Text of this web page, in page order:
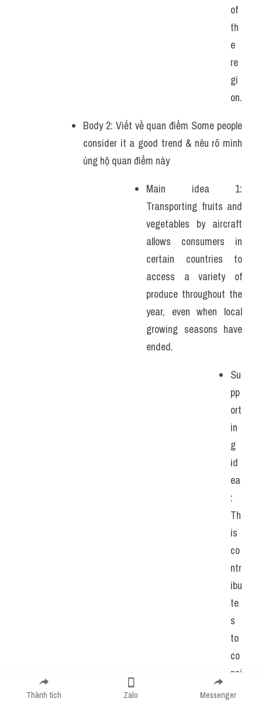
of
th
e
re
gi
on.
Body 2: Viết về quan điểm Some people
consider it a good trend & nêu rõ mình
ủng hộ quan điểm này
Main idea 1:
Transporting fruits and
vegetables by aircraft
allows consumers in
certain countries to
access a variety of
produce throughout the
year, even when local
growing seasons have
ended.
Su
pp
ort
in
g
id
ea
:
Th
is
co
ntr
ibu
te
s
to
co
nsi
st
Thành tích Zalo Messenger